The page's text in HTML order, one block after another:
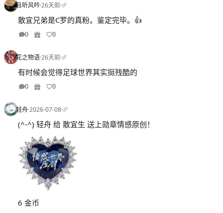
且听风吟·26天前·
散宜兄弟是C罗的真粉。鉴定完毕。👍
0 0
花之物语·26天前·
有时候会觉得足球世界其实挺残酷的
0 0
轻舟·2026-07-08·
(^-^) 轻舟 给 散宜生 送上勋章情感原创！
6 金币